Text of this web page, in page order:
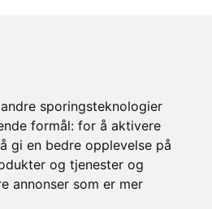
sporingsteknologier
formål: for å aktivere
gi en bedre opplevelse på
og tjenester og
annonser som er mer